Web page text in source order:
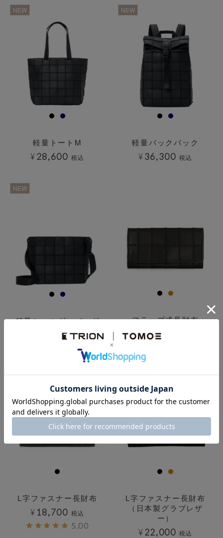
NEW
軽量トートM
¥ 28,600 税込
NEW
軽量バックパック
¥36,300 税込
NEW
軽量ショルダーバッグ
26,400 税込
フラップ式長財布
¥20,900
L字ファスナー長財布
¥ 18,700 税込
5.00
L字ファスナー長財布
（日本製グラブレザ
ー）
¥ 22,000 税込